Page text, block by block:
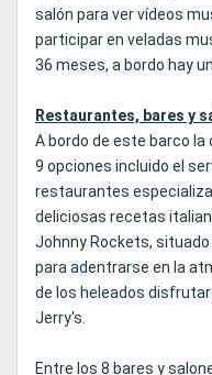
salón para ver vídeos
participar en veladas
36 meses, a bordo hay
Restaurantes, bares y
A bordo de este barco
9 opciones incluido el
restaurantes
deliciosas recetas
Johnny Rockets, situado
para adentrarse en la
de los heleados
Jerry's.
Entre los 8 bares y